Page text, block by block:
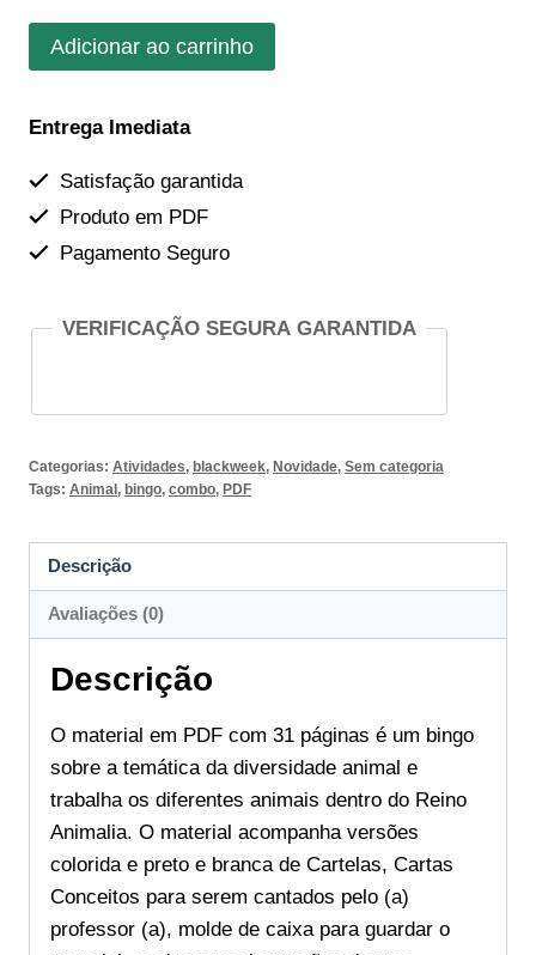
preço
original
R$24,00.
preço
atual
Combo:
Bingo
Reino
Vertebrados
+
sobre:
invertebrados
quantidade
Adicionar ao carrinho
Entrega Imediata
Satisfação garantida
Produto em PDF
Pagamento Seguro
VERIFICAÇÃO SEGURA GARANTIDA
Categorias: Atividades, blackweek, Novidade, Sem categoria
Tags: Animal, bingo, combo, PDF
Descrição
Avaliações (0)
Descrição
O material em PDF com 31 páginas é um bingo
sobre a temática da diversidade animal e
trabalha os diferentes animais dentro do Reino
Animalia. O material acompanha versões
colorida e preto e branca de Cartelas, Cartas
Conceitos para serem cantados pelo (a)
professor (a), molde de caixa para guardar o